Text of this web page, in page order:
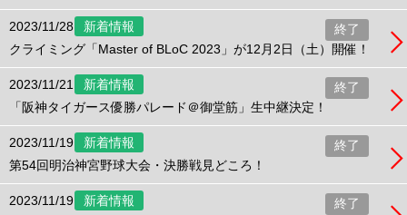
2023/11/28 新着情報
終了
クライミング「Master of BLoC 2023」が12月2日（土）開催！
2023/11/21 新着情報
終了
「阪神タイガース優勝パレード＠御堂筋」生中継決定！
2023/11/19 新着情報
終了
第54回明治神宮野球大会・決勝戦見どころ！
2023/11/19 新着情報
終了